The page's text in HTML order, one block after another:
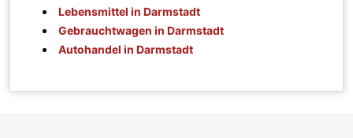
Lebensmittel in Darmstadt
Gebrauchtwagen in Darmstadt
Autohandel in Darmstadt